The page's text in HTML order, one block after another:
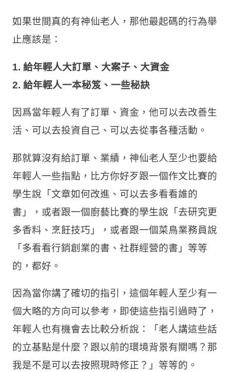
如果世間真的有神仙老人，那他最起碼的行為舉
止應該是：
1. 給年輕人大訂單、大案子、大資金
2. 給年輕人一本秘笈、一些秘訣
因爲當年輕人有了訂單、資金，他可以去改善生
活、可以去投資自己、可以去從事各種活動。
那就算沒有給訂單、業績，神仙老人至少也要給
年輕人一些指點，比方你好歹跟一個作文比賽的
學生說「文章如何改進、可以去多看看誰的
書」，或者跟一個廚藝比賽的學生說「去研究更
多香料、烹飪技巧」，或者跟一個菜鳥業務員說
「多看看行銷創業的書、社群經營的書」等等
的，都好。
因為當你講了確切的指引，這個年輕人至少有一
個大略的方向可以參考，即使這些指引過時了，
年輕人也有機會去比較分析說：「老人講這些話
的立基點是什麼？跟以前的環境背景有關嗎？那
我是不是可以去按照現時修正？」等等的。